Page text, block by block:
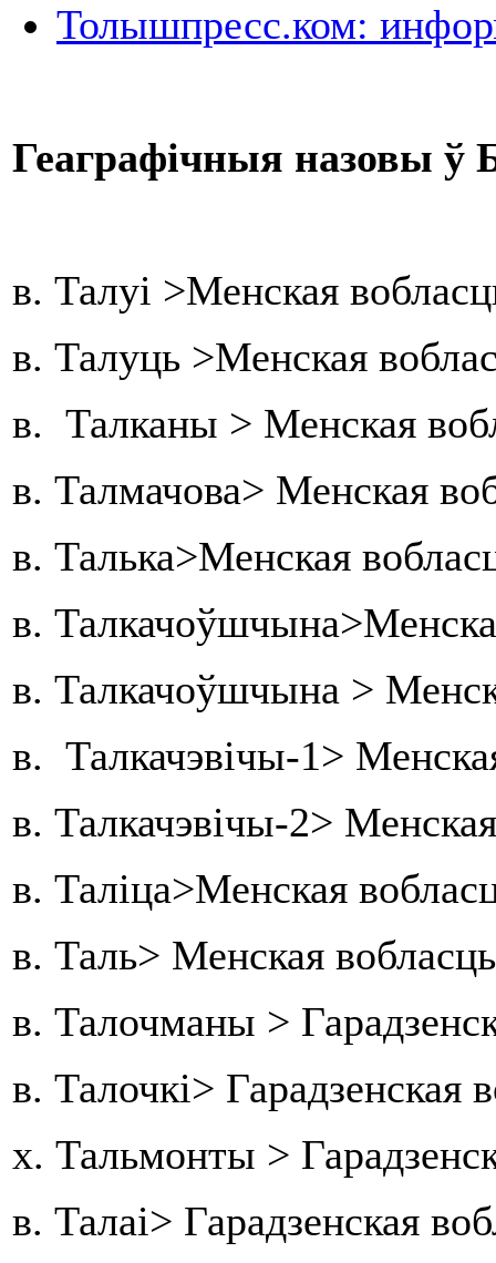
Толышпресс.ком:
Геаграфічныя назовы ў
в. Талуі >Менская
в. Талуць >Менская
в. Талканы > Менская
в. Талмачова> Менская
в. Талька>Менская
в.
в. Талкачоўшчына >
в. Талкачэвічы-1>
в. Талкачэвічы-2>
в. Таліца>Менская
в. Таль> Менская
в. Талочманы >
в. Талочкі> Гарадзенская
х. Тальмонты >
в. Талаі> Гарадзенская